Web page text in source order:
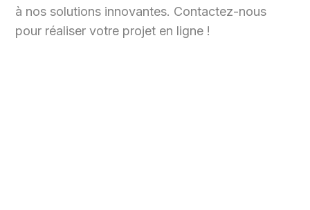
à nos solutions innovantes. Contactez-nous
pour réaliser votre projet en ligne !